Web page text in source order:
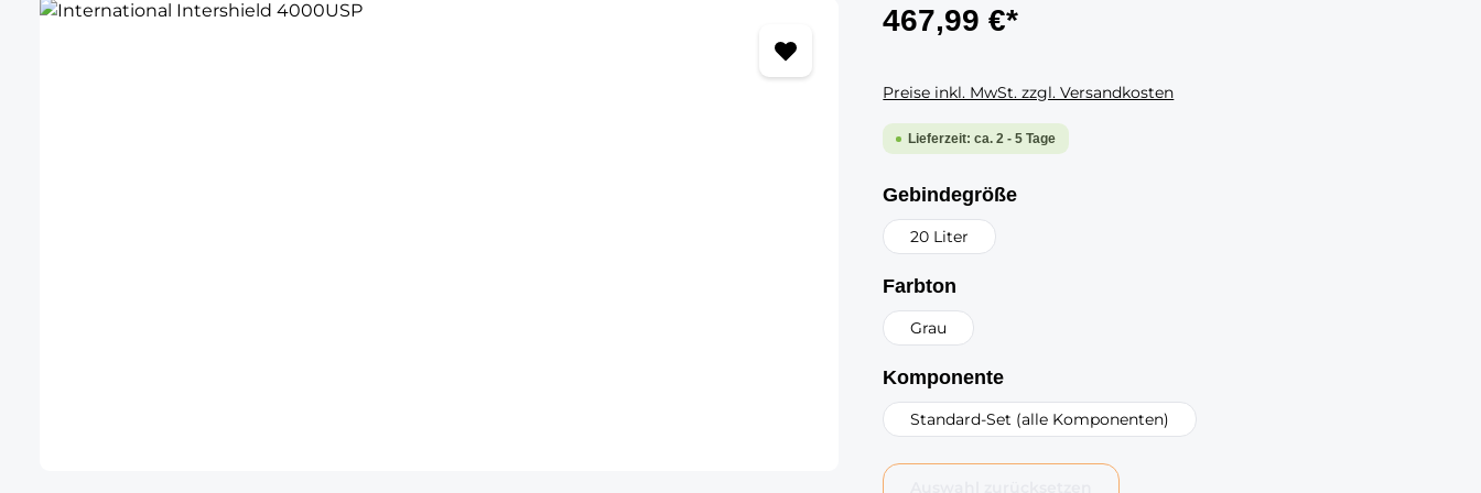
Bildergalerie überspringen 467,99 €*
Preise inkl. MwSt. zzgl. Versandkosten
Lieferzeit: ca. 2 - 5 Tage
Gebindegrößeauswählen
20 Liter
Farbton
Grau
Komponenteauswählen
Standard-Set (alle Komponenten)